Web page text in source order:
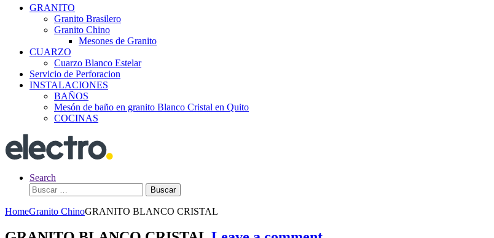
GRANITO
Granito Brasilero
Granito Chino
Mesones de Granito
CUARZO
Cuarzo Blanco Estelar
Servicio de Perforacion
INSTALACIONES
BAÑOS
Mesón de baño en granito Blanco Cristal en Quito
COCINAS
Search
Buscar:
HomeGranito ChinoGRANITO BLANCO CRISTAL